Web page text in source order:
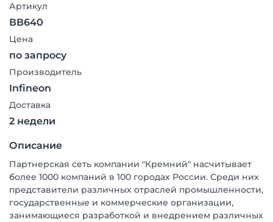
Артикул
ВВ640
Цена
по запросу
Производитель
Infineon
Доставка
2 недели
Описание
Партнерская сеть компании "Кремний" насчитывает
более 1000 компаний в 100 городах России. Среди них
представители различных отраслей промышленности,
государственные и коммерческие организации,
занимающиеся разработкой и внедрением различных